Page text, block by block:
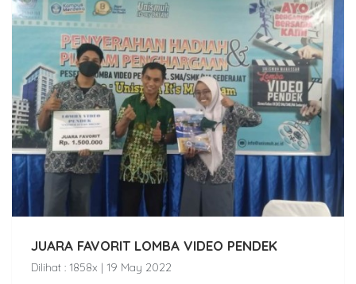
JUARA FAVORIT LOMBA VIDEO PENDEK
Dilihat : 1858x | 19 May 2022